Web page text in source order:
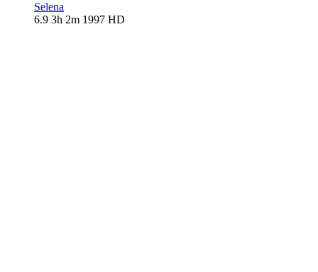
Selena
6.9 3h 2m 1997 HD